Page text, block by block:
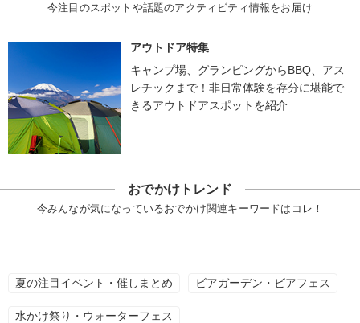
今注目のスポットや話題のアクティビティ情報をお届け
アウトドア特集
キャンプ場、グランピングからBBQ、アス
レチックまで！非日常体験を存分に堪能で
きるアウトドアスポットを紹介
おでかけトレンド
今みんなが気になっているおでかけ関連キーワードはコレ！
夏の注目イベント・催しまとめ ビアガーデン・ビアフェス
水かけ祭り・ウォーターフェス